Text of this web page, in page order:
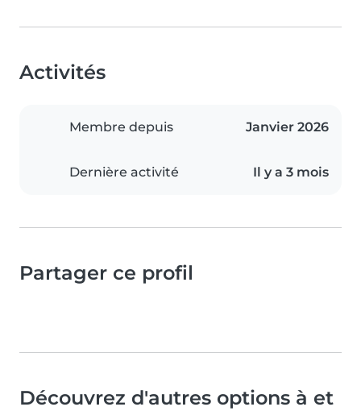
Activités
Membre depuis Janvier 2026
Dernière activité Il y a 3 mois
Partager ce profil
Découvrez d'autres options à et